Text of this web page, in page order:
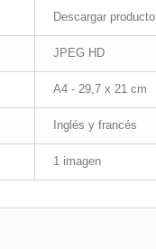
Descargar producto
JPEG HD
A4 - 29,7 x 21 cm
Inglés y francés
1 imagen